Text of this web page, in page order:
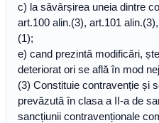
c) la săvârșirea uneia dintre
art.100 alin.(3), art.101
(1);
e) cand prezintă modificări,
deteriorat ori se află în mod
(3) Constituie contravenție și
prevăzută în clasa a II-a de
sancțiunii contravenționale